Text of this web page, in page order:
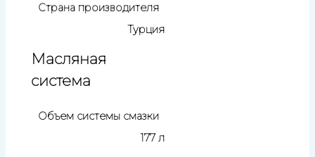
Страна производителя
Турция
Масляная
система
Объем системы смазки
177 л